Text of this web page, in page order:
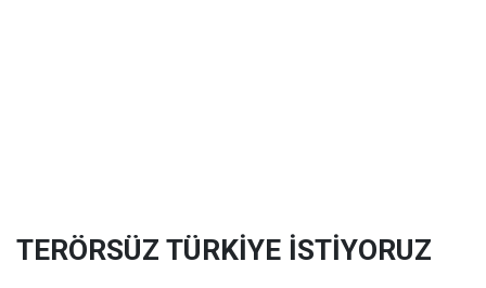
TERÖRSÜZ TÜRKİYE İSTİYORUZ